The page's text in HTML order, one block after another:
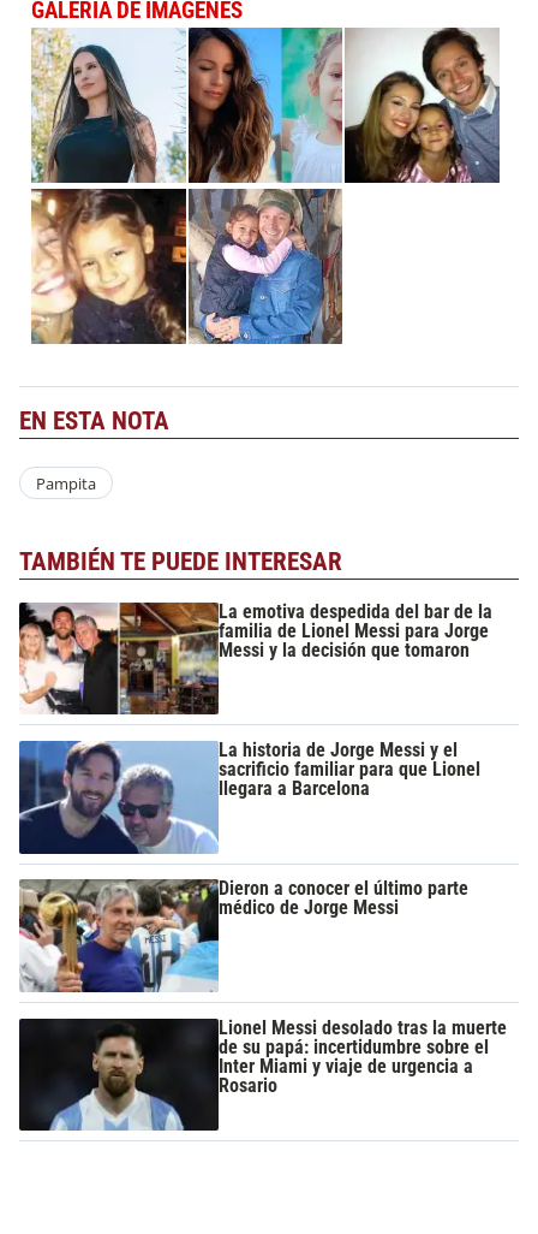
GALERÍA DE IMÁGENES
EN ESTA NOTA
Pampita
TAMBIÉN TE PUEDE INTERESAR
La emotiva despedida del bar de la
familia de Lionel Messi para Jorge
Messi y la decisión que tomaron
La historia de Jorge Messi y el
sacrificio familiar para que Lionel
llegara a Barcelona
Dieron a conocer el último parte
médico de Jorge Messi
Lionel Messi desolado tras la muerte
de su papá: incertidumbre sobre el
Inter Miami y viaje de urgencia a
Rosario